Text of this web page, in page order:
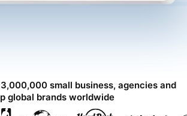
small business, agencies and
global brands worldwide